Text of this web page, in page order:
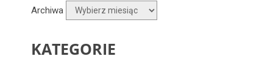
Archiwa
KATEGORIE